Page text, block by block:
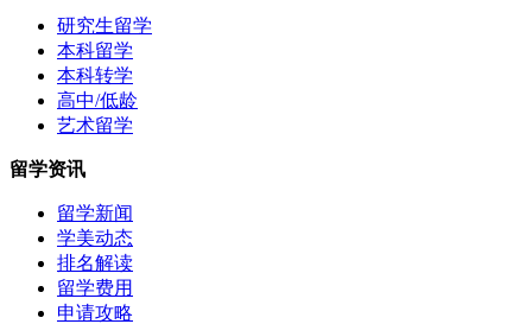
研究生留学
本科留学
本科转学
高中/低龄
艺术留学
留学资讯
留学新闻
学美动态
排名解读
留学费用
申请攻略